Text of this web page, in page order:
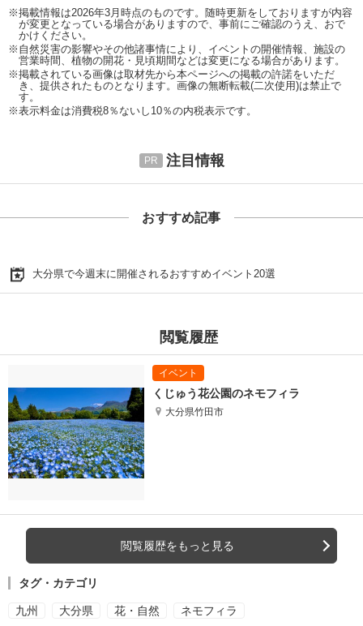
※掲載情報は2026年3月時点のものです。随時更新をしておりますが内容
が変更となっている場合がありますので、事前にご確認のうえ、おで
かけください。
※自然災害の影響やその他諸事情により、イベントの開催情報、施設の
営業時間、植物の開花・見頃期間などは変更になる場合があります。
※掲載されている画像は取材先から本ページへの掲載の許諾をいただ
き、提供されたものとなります。画像の無断転載(二次使用)は禁止で
す。
※表示料金は消費税8％ないし10％の内税表示です。
注目情報
おすすめ記事
大分県で今週末に開催されるおすすめイベント20選
閲覧履歴
くじゅう花公園のネモフィラ
大分県竹田市
閲覧履歴をもっと見る
タグ・カテゴリ
九州 大分県 花・自然 ネモフィラ